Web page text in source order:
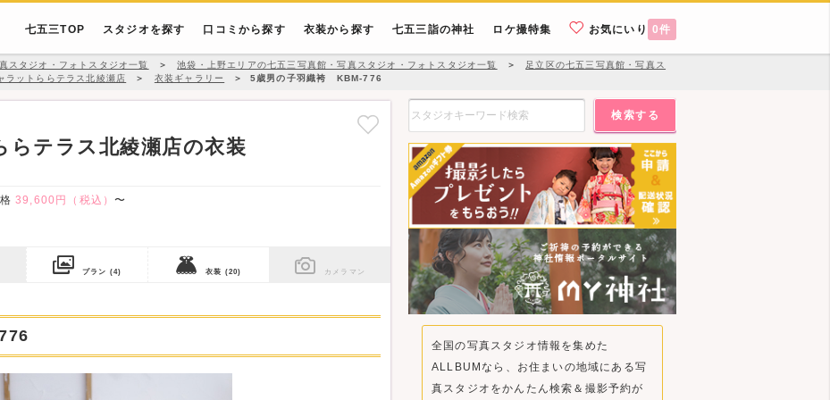
七五三TOP スタジオを探す 口コミから探す 衣装から探す 七五三詣の神社 ロケ撮特集 お気にいり 0件
スタジオ・フォトスタジオ一覧 ＞ 池袋・上野エリアの七五三写真館・写真スタジオ・フォトスタジオ一覧 ＞
足立区の七五三写真館・写真ス
ラットららテラス北綾瀬店 ＞ 衣装ギャラリー ＞ 5歳男の子羽織袴 KBM-776
らテラス北綾瀬店の衣装
格39,600円（税込）〜
プラン (4) 衣装 (20) カメラマン
検索する
全国の写真スタジオ情報を集めた
ALLBUMなら、お住まいの地域にある写
真スタジオをかんたん検索＆撮影予約が